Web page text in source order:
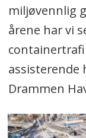
miljøvennlig
årene har vi
assisterende
Drammen